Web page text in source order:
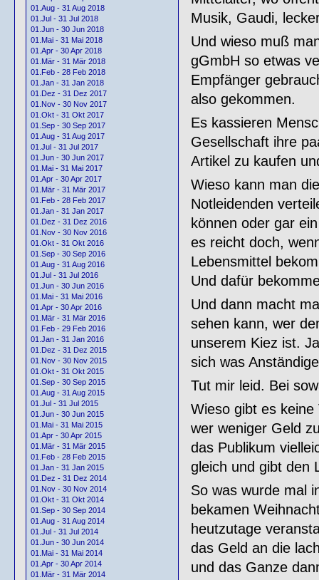
01.Aug - 31 Aug 2018
01.Jul - 31 Jul 2018
01.Jun - 30 Jun 2018
01.Mai - 31 Mai 2018
01.Apr - 30 Apr 2018
01.Mär - 31 Mär 2018
01.Feb - 28 Feb 2018
01.Jan - 31 Jan 2018
01.Dez - 31 Dez 2017
01.Nov - 30 Nov 2017
01.Okt - 31 Okt 2017
01.Sep - 30 Sep 2017
01.Aug - 31 Aug 2017
01.Jul - 31 Jul 2017
01.Jun - 30 Jun 2017
01.Mai - 31 Mai 2017
01.Apr - 30 Apr 2017
01.Mär - 31 Mär 2017
01.Feb - 28 Feb 2017
01.Jan - 31 Jan 2017
01.Dez - 31 Dez 2016
01.Nov - 30 Nov 2016
01.Okt - 31 Okt 2016
01.Sep - 30 Sep 2016
01.Aug - 31 Aug 2016
01.Jul - 31 Jul 2016
01.Jun - 30 Jun 2016
01.Mai - 31 Mai 2016
01.Apr - 30 Apr 2016
01.Mär - 31 Mär 2016
01.Feb - 29 Feb 2016
01.Jan - 31 Jan 2016
01.Dez - 31 Dez 2015
01.Nov - 30 Nov 2015
01.Okt - 31 Okt 2015
01.Sep - 30 Sep 2015
01.Aug - 31 Aug 2015
01.Jul - 31 Jul 2015
01.Jun - 30 Jun 2015
01.Mai - 31 Mai 2015
01.Apr - 30 Apr 2015
01.Mär - 31 Mär 2015
01.Feb - 28 Feb 2015
01.Jan - 31 Jan 2015
01.Dez - 31 Dez 2014
01.Nov - 30 Nov 2014
01.Okt - 31 Okt 2014
01.Sep - 30 Sep 2014
01.Aug - 31 Aug 2014
01.Jul - 31 Jul 2014
01.Jun - 30 Jun 2014
01.Mai - 31 Mai 2014
01.Apr - 30 Apr 2014
01.Mär - 31 Mär 2014
Musik, Gaudi,
Und wieso muß
gGmbH so etwas
Empfänger
also gekommen.
Es kassieren
Gesellschaft ihre
Artikel zu kaufen
Wieso kann man
Notleidenden
können oder gar
es reicht doch,
Lebensmittel
Und dafür
Und dann macht
sehen kann, wer
unserem Kiez ist.
sich was
Tut mir leid. Bei
Wieso gibt es
wer weniger Geld
das Publikum
gleich und gibt den
So was wurde mal
bekamen
heutzutage
das Geld an die
und das Ganze